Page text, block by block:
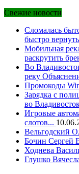
Свежие новости
Сломалась
быстро
Мобильная
раскрутить
Во
реку
Промокоды
Зарядка с
во
Игровые
слотов...
Вельгодский
Бочин Сергей
Ходнева
Глушко